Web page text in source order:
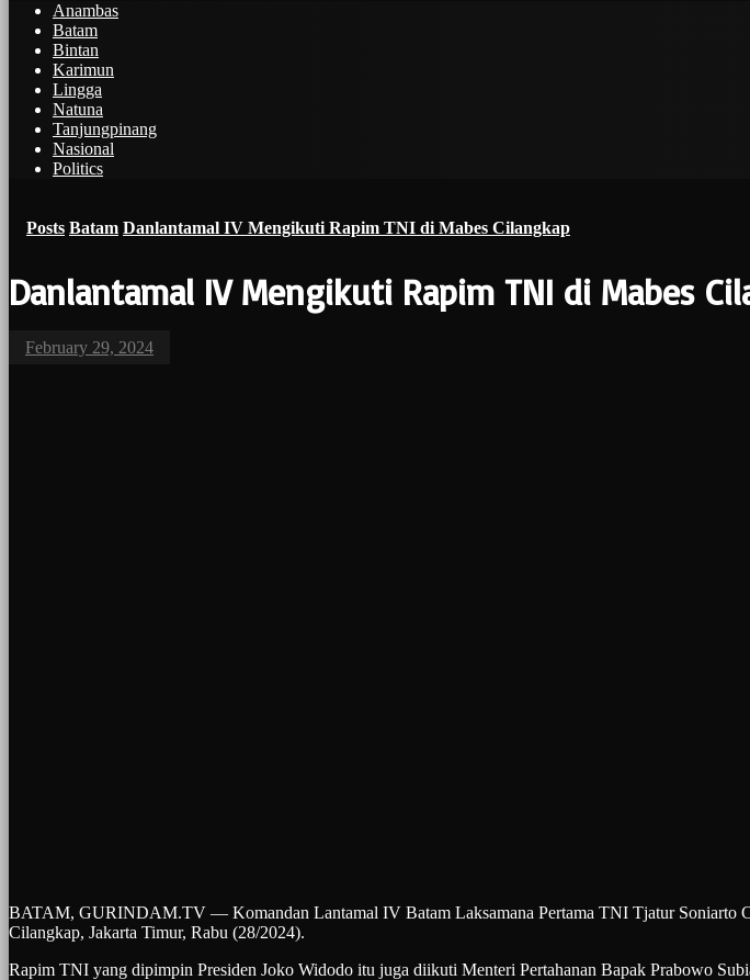
Anambas
Batam
Bintan
Karimun
Lingga
Natuna
Tanjungpinang
Nasional
Politics
Posts Batam Danlantamal IV Mengikuti Rapim TNI di Mabes Cilangkap
Danlantamal IV Mengikuti Rapim TNI di Mabes
February 29, 2024
BATAM, GURINDAM.TV — Komandan Lantamal IV Batam Laksamana Pertama TNI Tjatur Soniarto
Cilangkap, Jakarta Timur, Rabu (28/2024).
Rapim TNI yang dipimpin Presiden Joko Widodo itu juga diikuti Menteri Pertahanan Bapak Prabowo